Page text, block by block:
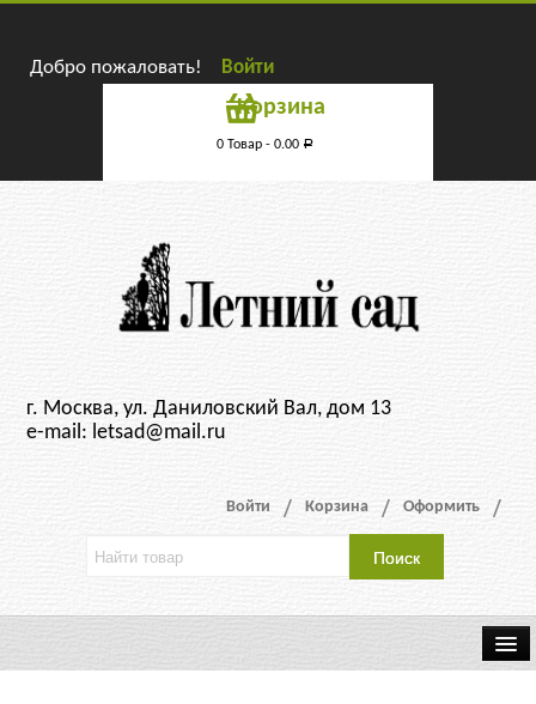
Добро пожаловать! Войти
Корзина
0 Товар - 0.00 Р
г. Москва, ул. Даниловский Вал, дом 13
e-mail: letsad@mail.ru
Войти Корзина Оформить